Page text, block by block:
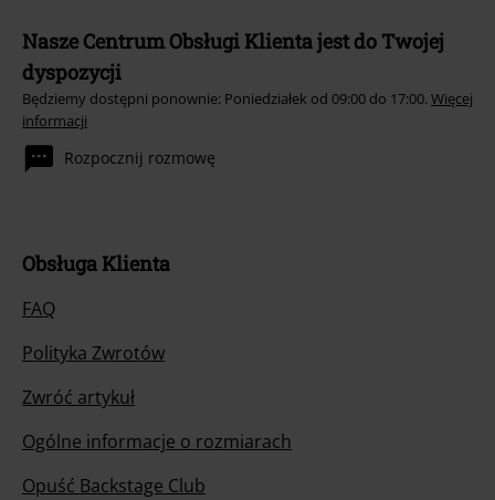
Nasze Centrum Obsługi Klienta jest do Twojej
dyspozycji
Będziemy dostępni ponownie: Poniedziałek od 09:00 do 17:00. Więcej
informacji
Rozpocznij rozmowę
Obsługa Klienta
FAQ
Polityka Zwrotów
Zwróć artykuł
Ogólne informacje o rozmiarach
Opuść Backstage Club